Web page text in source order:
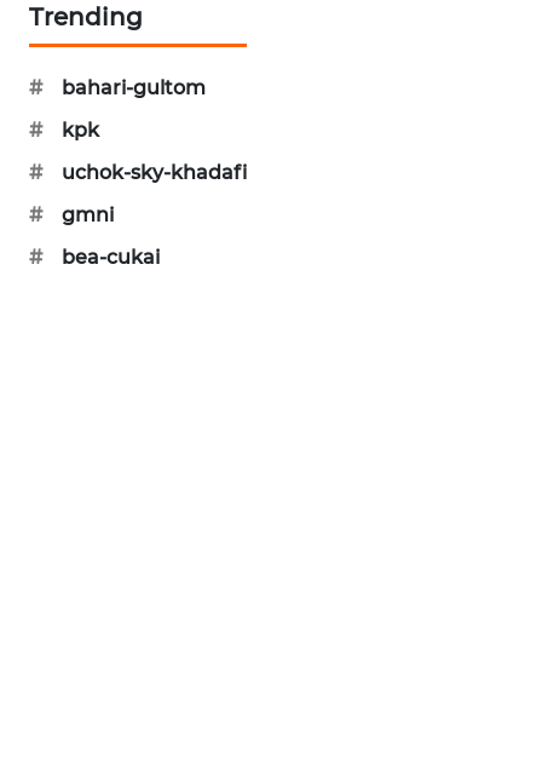
Trending
#
bahari-gultom
#
kpk
#
uchok-sky-khadafi
#
gmni
#
bea-cukai
KONSUMEN
MASYARAKAT
KELISTRIKAN
ID